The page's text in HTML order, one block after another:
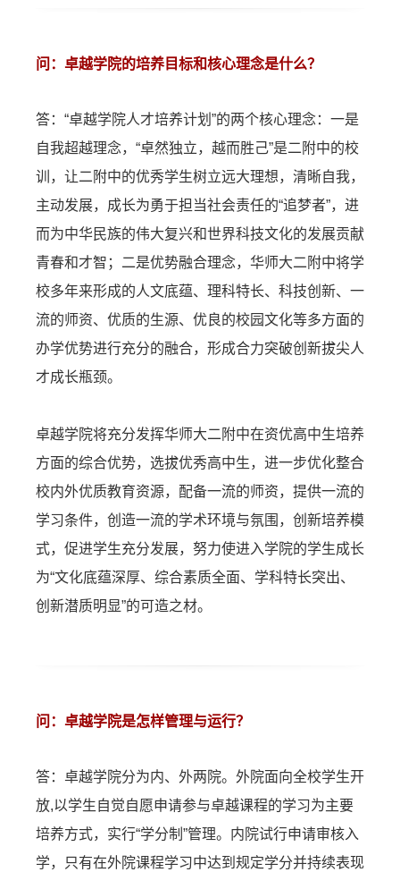
问：卓越学院的培养目标和核心理念是什么？
答：“卓越学院人才培养计划”的两个核心理念：一是
自我超越理念，“卓然独立，越而胜己”是二附中的校
训，让二附中的优秀学生树立远大理想，清晰自我，
主动发展，成长为勇于担当社会责任的“追梦者”，进
而为中华民族的伟大复兴和世界科技文化的发展贡献
青春和才智；二是优势融合理念，华师大二附中将学
校多年来形成的人文底蕴、理科特长、科技创新、一
流的师资、优质的生源、优良的校园文化等多方面的
办学优势进行充分的融合，形成合力突破创新拔尖人
才成长瓶颈。
卓越学院将充分发挥华师大二附中在资优高中生培养
方面的综合优势，选拔优秀高中生，进一步优化整合
校内外优质教育资源，配备一流的师资，提供一流的
学习条件，创造一流的学术环境与氛围，创新培养模
式，促进学生充分发展，努力使进入学院的学生成长
为“文化底蕴深厚、综合素质全面、学科特长突出、
创新潜质明显”的可造之材。
问：卓越学院是怎样管理与运行？
答：卓越学院分为内、外两院。外院面向全校学生开
放,以学生自觉自愿申请参与卓越课程的学习为主要
培养方式，实行“学分制”管理。内院试行申请审核入
学，只有在外院课程学习中达到规定学分并持续表现